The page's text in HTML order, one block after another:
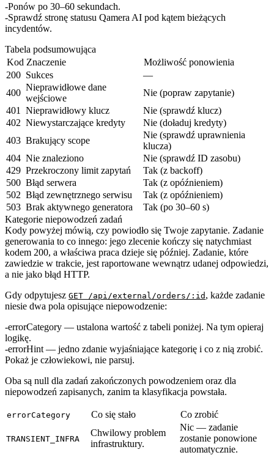
Ponów po 30–60 sekundach.
Sprawdź stronę statusu Qamera AI pod kątem bieżących
incydentów.
Tabela podsumowująca
Kod Znaczenie
Możliwość ponowienia
200 Sukces
—
400
Nieprawidłowe dane
wejściowe
Nie (popraw zapytanie)
401
Nieprawidłowy klucz
Nie (sprawdź klucz)
402 Niewystarczające kredyty
Nie (doładuj kredyty)
403 Brakujący scope
Nie (sprawdź uprawnienia
klucza)
404 Nie znaleziono
Nie (sprawdź ID zasobu)
429 Przekroczony limit zapytań
Tak (z backoff)
500 Błąd serwera
Tak (z opóźnieniem)
502 Błąd zewnętrznego serwisu
Tak (z opóźnieniem)
503 Brak aktywnego generatora
Tak (po 30–60 s)
Kategorie niepowodzeń zadań
Kody powyżej mówią, czy powiodło się Twoje zapytanie. Zadanie
generowania to co innego: jego zlecenie kończy się natychmiast
kodem 200, a właściwa praca dzieje się później. Zadanie, które
zawiedzie w trakcie, jest raportowane wewnątrz udanej odpowiedzi,
a nie jako błąd HTTP.
Gdy odpytujesz GET /api/external/orders/:id , każde zadanie
niesie dwa pola opisujące niepowodzenie:
errorCategory — ustalona wartość z tabeli poniżej. Na tym opieraj
logikę.
errorHint — jedno zdanie wyjaśniające kategorię i co z nią zrobić.
Pokaż je człowiekowi, nie parsuj.
Oba są null dla zadań zakończonych powodzeniem oraz dla
niepowodzeń zapisanych, zanim ta klasyfikacja powstała.
errorCategory Co się stało Co zrobić
TRANSIENT_INFRA
Chwilowy problem
infrastruktury.
Nic — zadanie
zostanie ponowione
automatycznie.